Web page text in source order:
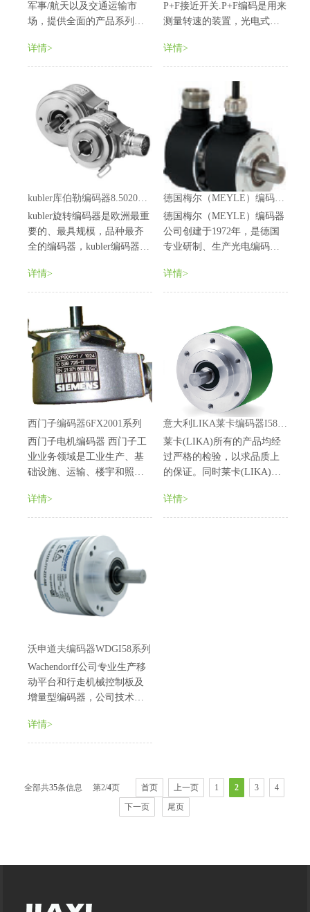
军事/航天以及交通运输市
场，提供全面的产品系列、
拟的产品支持和客户服务。
BEI Sensors专于恶劣环境下
的可靠位置传感产品，不仅
可为全球用户提供各类标准
化产品，而且可为各类极
具...
详情>
P+F接近开关.P+F编码是用来
测量转速的装置，光电式旋
将输出轴的角位移、角速度
等机械量转换成相应的电脉
冲以数字量输出（REP）。
它分为单路输出和双路输出
两种。技术参数主要有每转
脉冲数...
详情>
kubler库伯勒编码器8.5020系列
kubler旋转编码器是欧洲最重
要的、最具规模，品种最齐
全的编码器，kubler编码器均
试，产品质量得以严格保证
同时，kubler的独特的生产管
理体系保证了最快的交货时
间。kubler编码器自进入中国
市场以来，已广泛...
详情>
德国梅尔（MEYLE）编码器FINS58系列
德国梅尔（MEYLE）编码器
公司创建于1972年，是德国
专业研制、生产光电编码器
梅尔公司以其全面的品种系
列，优良的产品品质，在欧
详情>
西门子编码器6FX2001系列
西门子电机编码器 西门子工
业业务领域是工业生产、基
础设施、运输、楼宇和照明
商，积极支持中国的建设与
发展。在“服务客户零距
离”这一原则指导下，我们致
力于通过创新产品、集成化
系统和一流的专门知识，帮
助中国工业提高生产率...
详情>
意大利LIKA莱卡编码器I58S系列
莱卡(LIKA)所有的产品均经
过严格的检验，以求品质上
的保证。同时莱卡(LIKA)公
ESA（欧洲航天局）认证可
以将其编码器应用于欧洲航
详情>
沃申道夫编码器WDGI58系列
Wachendorff公司专业生产移
动平台和行走机械控制板及
增量型编码器，公司技术力
的技术工程人员，其编码器
有实心轴、中空轴、方波和
撞、温漂小、寿命长等特
详情>
全部共35条信息 第2/4页 首页 上一页 1 2 3
4
下一页
尾页